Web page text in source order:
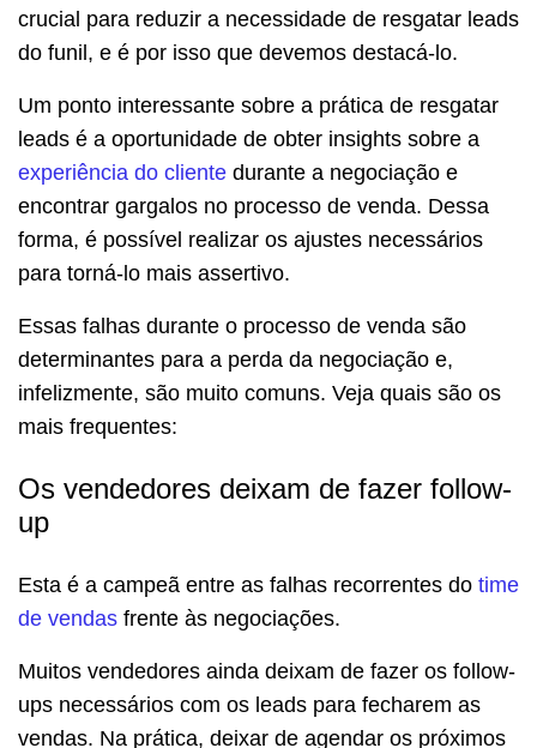
crucial para reduzir a necessidade de resgatar leads
do funil, e é por isso que devemos destacá-lo.
Um ponto interessante sobre a prática de resgatar
leads é a oportunidade de obter insights sobre a
experiência do cliente durante a negociação e
encontrar gargalos no processo de venda. Dessa
forma, é possível realizar os ajustes necessários
para torná-lo mais assertivo.
Essas falhas durante o processo de venda são
determinantes para a perda da negociação e,
infelizmente, são muito comuns. Veja quais são os
mais frequentes:
Os vendedores deixam de fazer follow-
up
Esta é a campeã entre as falhas recorrentes do time
de vendas frente às negociações.
Muitos vendedores ainda deixam de fazer os follow-
ups necessários com os leads para fecharem as
vendas. Na prática, deixar de agendar os próximos